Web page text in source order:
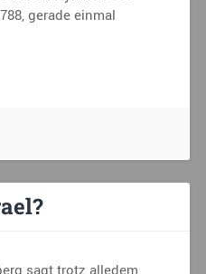
gerade einmal
sagt trotz alledem